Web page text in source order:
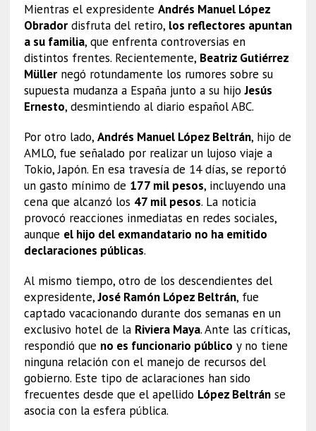
Mientras el expresidente Andrés Manuel López
Obradordisfruta del retiro, los reflectores apuntan
a su familia, que enfrenta controversias en
distintos frentes. Recientemente, Beatriz Gutiérrez
Müllernegó rotundamente los rumores sobre su
supuesta mudanza a España junto a su hijoJesús
Ernesto, desmintiendo al diario español ABC.
Por otro lado, Andrés Manuel López Beltrán, hijo de
AMLO, fue señalado por realizar un lujoso viaje a
Tokio, Japón. En esa travesía de 14 días, se reportó
un gasto mínimo de 177 mil pesos, incluyendo una
cena que alcanzó los 47 mil pesos. La noticia
provocó reacciones inmediatas en redes sociales,
aunque el hijo del exmandatario no ha emitido
declaraciones públicas.
Al mismo tiempo, otro de los descendientes del
expresidente,José Ramón López Beltrán, fue
captado vacacionando durante dos semanas en un
exclusivo hotel de la Riviera Maya. Ante las críticas,
respondió que no es funcionario público y no tiene
ninguna relación con el manejo de recursos del
gobierno. Este tipo de aclaraciones han sido
frecuentes desde que el apellido López Beltránse
asocia con la esfera pública.